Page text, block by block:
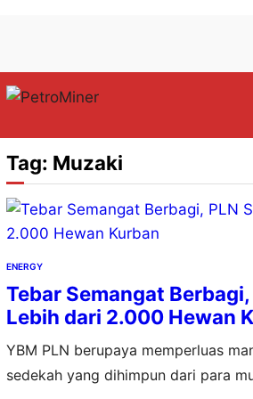
konten
content
Tag: Muzaki
ENERGY
Tebar Semangat
Lebih dari 2.000 Hewan
YBM PLN berupaya memperluas
sedekah yang dihimpun dari para